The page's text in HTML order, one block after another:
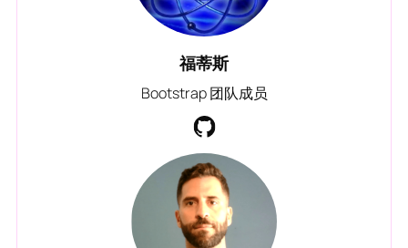
福蒂斯
Bootstrap 团队成员